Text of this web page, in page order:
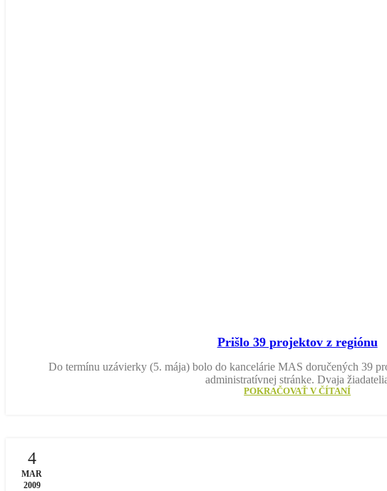
Prišlo 39 projektov z regiónu
Do termínu uzávierky (5. mája) bolo do kancelárie MAS doručených 39
administratívnej stránke. Dvaja
POKRAČOVAŤ V ČÍTANÍ
4
MAR
2009